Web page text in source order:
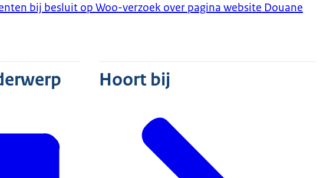
bij besluit op Woo-verzoek over pagina website Douane
Hoort bij